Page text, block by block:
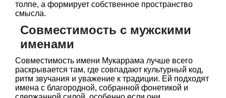
толпе, а формирует собственное пространство
смысла.
Совместимость с мужскими
именами
Совместимость имени Мукаррама лучше всего
раскрывается там, где совпадают культурный код,
ритм звучания и уважение к традиции. Ей подходят
имена с благородной, собранной фонетикой и